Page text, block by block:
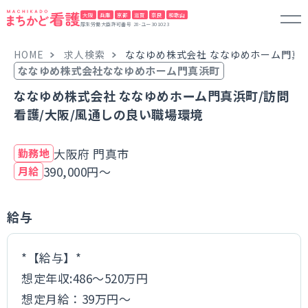
大阪 兵庫 京都 滋賀 奈良 和歌山
厚生労働大臣許可番号 28-ユー301023
HOME 求人検索 ななゆめ株式会社 ななゆめホーム門
ななゆめ株式会社ななゆめホーム門真浜町
ななゆめ株式会社 ななゆめホーム門真浜町/訪問
看護/大阪/風通しの良い職場環境
勤務地 大阪府 門真市
月給 390,000円～
給与
*【給与】*
想定年収:486～520万円
想定月給：39万円～